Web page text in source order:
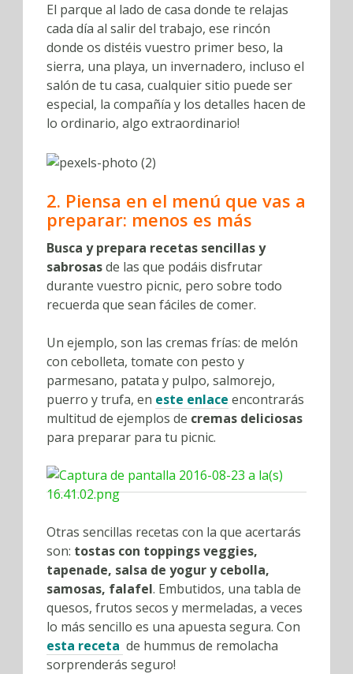
El parque al lado de casa donde te relajas
cada día al salir del trabajo, ese rincón
donde os distéis vuestro primer beso, la
sierra, una playa, un invernadero, incluso el
salón de tu casa, cualquier sitio puede ser
especial, la compañía y los detalles hacen de
lo ordinario, algo extraordinario!
2. Piensa en el menú que vas a
preparar: menos es más
Busca y prepara recetas sencillas y
sabrosasde las que podáis disfrutar
durante vuestro picnic, pero sobre todo
recuerda que sean fáciles de comer.
Un ejemplo, son las cremas frías: de melón
con cebolleta, tomate con pesto y
parmesano, patata y pulpo, salmorejo,
puerro y trufa, en este enlace encontrarás
multitud de ejemplos de cremas deliciosas
para preparar para tu picnic.
Otras sencillas recetas con la que acertarás
son: tostas con toppings veggies,
tapenade, salsa de yogur y cebolla,
samosas, falafel. Embutidos, una tabla de
quesos, frutos secos y mermeladas, a veces
lo más sencillo es una apuesta segura. Con
esta receta de hummus de remolacha
sorprenderás seguro!